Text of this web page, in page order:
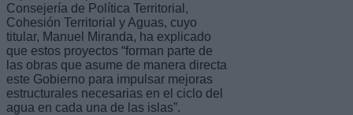
Consejería de Política Territorial,
Cohesión Territorial y Aguas, cuyo
titular, Manuel Miranda, ha explicado
que estos proyectos “forman parte de
las obras que asume de manera directa
este Gobierno para impulsar mejoras
estructurales necesarias en el ciclo del
agua en cada una de las islas”.